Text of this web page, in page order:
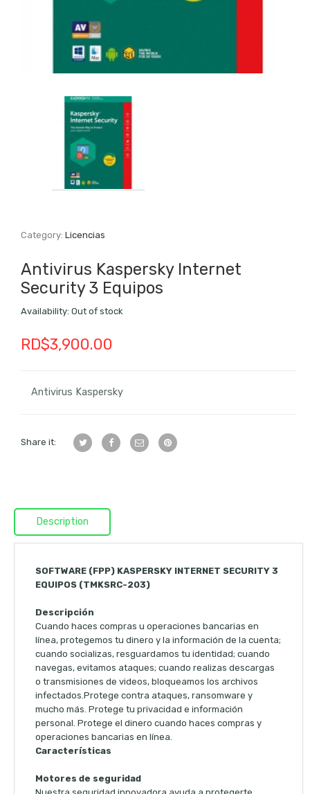
Category:Licencias
Antivirus Kaspersky Internet
Security 3 Equipos
Availability: Out of stock
RD$3,900.00
Antivirus Kaspersky
Share it:
Description
SOFTWARE (FPP) KASPERSKY INTERNET SECURITY 3
EQUIPOS (TMKSRC-203)
Descripción
Cuando haces compras u operaciones bancarias en
línea, protegemos tu dinero y la información de la cuenta;
cuando socializas, resguardamos tu identidad; cuando
navegas, evitamos ataques; cuando realizas descargas
o transmisiones de videos, bloqueamos los archivos
infectados.Protege contra ataques, ransomware y
mucho más. Protege tu privacidad e información
personal. Protege el dinero cuando haces compras y
operaciones bancarias en línea.
Características
Motores de seguridad